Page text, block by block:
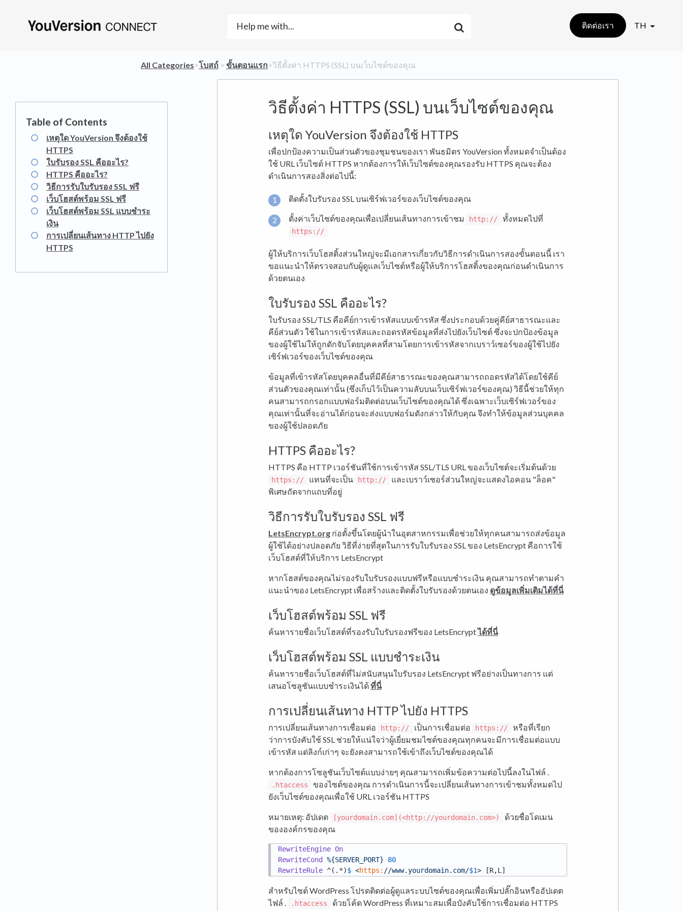
ติดต่อเรา TH
All Categories​>​​โบสถ์ ​ > ​ ​ขั้นตอนแรก​>​ วิธีตั้งค่า HTTPS (SSL) บนเว็บไซต์ของคุณ
วิธีตั้งค่า HTTPS (SSL) บนเว็บไซต์ของคุณ
เหตุใด YouVersion จึงต้องใช้
HTTPS
ใบรับรอง SSL คืออะไร?
HTTPS คืออะไร?
วิธีการรับใบรับรอง SSL ฟรี
เว็บโฮสต์พร้อม SSL ฟรี
เว็บโฮสต์พร้อม SSL แบบชำระ
เงิน
การเปลี่ยนเส้นทาง HTTP ไปยัง
HTTPS
เหตุใด YouVersion จึงต้องใช้ HTTPS
เพื่อปกป้องความเป็นส่วนตัวของชุมชนของเรา พันธมิตร YouVersion ทั้งหมดจำเป็นต้อง
ใช้ URL เว็บไซต์ HTTPS หากต้องการให้เว็บไซต์ของคุณรองรับ HTTPS คุณจะต้อง
ดำเนินการสองสิ่งต่อไปนี้:
ติดตั้งใบรับรอง SSL บนเซิร์ฟเวอร์ของเว็บไซต์ของคุณ
ตั้งค่าเว็บไซต์ของคุณเพื่อเปลี่ยนเส้นทางการเข้าชม http:// ทั้งหมดไปที่
https://
ผู้ให้บริการเว็บโฮสติ้งส่วนใหญ่จะมีเอกสารเกี่ยวกับวิธีการดำเนินการสองขั้นตอนนี้ เรา
ขอแนะนำให้ตรวจสอบกับผู้ดูแลเว็บไซต์หรือผู้ให้บริการโฮสติ้งของคุณก่อนดำเนินการ
ด้วยตนเอง
ใบรับรอง SSL คืออะไร?
ใบรับรอง SSL/TLS คือคีย์การเข้ารหัสแบบเข้ารหัส ซึ่งประกอบด้วยคู่คีย์สาธารณะและ
คีย์ส่วนตัว ใช้ในการเข้ารหัสและถอดรหัสข้อมูลที่ส่งไปยังเว็บไซต์ ซึ่งจะปกป้องข้อมูล
ของผู้ใช้ไม่ให้ถูกดักจับโดยบุคคลที่สามโดยการเข้ารหัสจากเบราว์เซอร์ของผู้ใช้ไปยัง
เซิร์ฟเวอร์ของเว็บไซต์ของคุณ
ข้อมูลที่เข้ารหัสโดยบุคคลอื่นที่มีคีย์สาธารณะของคุณสามารถถอดรหัสได้โดยใช้คีย์
ส่วนตัวของคุณเท่านั้น (ซึ่งเก็บไว้เป็นความลับบนเว็บเซิร์ฟเวอร์ของคุณ) วิธีนี้ช่วยให้ทุก
คนสามารถกรอกแบบฟอร์มติดต่อบนเว็บไซต์ของคุณได้ ซึ่งเฉพาะเว็บเซิร์ฟเวอร์ของ
คุณเท่านั้นที่จะอ่านได้ก่อนจะส่งแบบฟอร์มดังกล่าวให้กับคุณ จึงทำให้ข้อมูลส่วนบุคคล
ของผู้ใช้ปลอดภัย
HTTPS คืออะไร?
HTTPS คือ HTTP เวอร์ชันที่ใช้การเข้ารหัส SSL/TLS URL ของเว็บไซต์จะเริ่มต้นด้วย
https:// แทนที่จะเป็น http://
และเบราว์เซอร์ส่วนใหญ่จะแสดงไอคอน "ล็อค"
พิเศษถัดจากแถบที่อยู่
วิธีการรับใบรับรอง SSL ฟรี
LetsEncrypt.org ก่อตั้งขึ้นโดยผู้นำในอุตสาหกรรมเพื่อช่วยให้ทุกคนสามารถส่งข้อมูล
ผู้ใช้ได้อย่างปลอดภัย วิธีที่ง่ายที่สุดในการรับใบรับรอง SSL ของ LetsEncrypt คือการใช้
เว็บโฮสต์ที่ให้บริการ LetsEncrypt
หากโฮสต์ของคุณไม่รองรับใบรับรองแบบฟรีหรือแบบชำระเงิน คุณสามารถทำตามคำ
แนะนำของ LetsEncrypt เพื่อสร้างและติดตั้งใบรับรองด้วยตนเอง ดูข้อมูลเพิ่มเติมได้ที่นี่
เว็บโฮสต์พร้อม SSL ฟรี
ค้นหารายชื่อเว็บโฮสต์ที่รองรับใบรับรองฟรีของ LetsEncryptได้ที่นี่
เว็บโฮสต์พร้อม SSL แบบชำระเงิน
ค้นหารายชื่อเว็บโฮสต์ที่ไม่สนับสนุนใบรับรอง LetsEncrypt ฟรีอย่างเป็นทางการ แต่
เสนอโซลูชันแบบชำระเงินได้ที่นี่
การเปลี่ยนเส้นทาง HTTP ไปยัง HTTPS
การเปลี่ยนเส้นทางการเชื่อมต่อ http:// เป็นการเชื่อมต่อ https://
หรือที่เรียก
ว่าการบังคับใช้ SSL ช่วยให้แน่ใจว่าผู้เยี่ยมชมไซต์ของคุณทุกคนจะมีการเชื่อมต่อแบบ
เข้ารหัส แต่ลิงก์เก่าๆ จะยังคงสามารถใช้เข้าถึงเว็บไซต์ของคุณได้
หากต้องการโซลูชันเว็บไซต์แบบง่ายๆ คุณสามารถเพิ่มข้อความต่อไปนี้ลงในไฟล์ .
.htaccess
ของไซต์ของคุณ การดำเนินการนี้จะเปลี่ยนเส้นทางการเข้าชมทั้งหมดไป
ยังเว็บไซต์ของคุณเพื่อใช้ URL เวอร์ชัน HTTPS
หมายเหตุ: อัปเดต [yourdomain.com](<http://yourdomain.com>)
ด้วยชื่อโดเมน
ขององค์กรของคุณ
RewriteEngine On
RewriteCond
%{SERVER_PORT}
80
RewriteRule ^(.*)$ <https: //www.yourdomain.com/$1
สำหรับไซต์ WordPress โปรดติดต่อผู้ดูแลระบบไซต์ของคุณเพื่อเพิ่มปลั๊กอินหรืออัปเดต
ไฟล์ .
.htaccess ด้วยโค้ด WordPress ที่เหมาะสมเพื่อบังคับใช้การเชื่อมต่อ HTTPS